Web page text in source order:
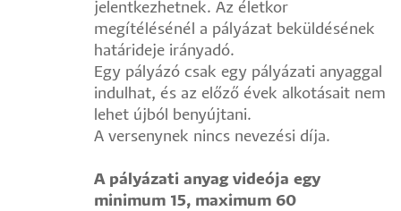
jelentkezhetnek. Az életkor
megítélésénél a pályázat beküldésének
határideje irányadó.
Egy pályázó csak egy pályázati anyaggal
indulhat, és az előző évek alkotásait nem
lehet újból benyújtani.
A versenynek nincs nevezési díja.
A pályázati anyag videója egy
minimum 15, maximum 60